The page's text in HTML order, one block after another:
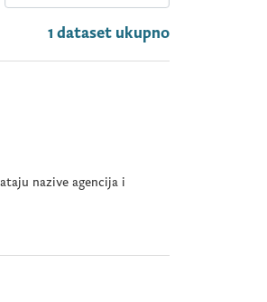
1 dataset ukupno
nazive agencija i